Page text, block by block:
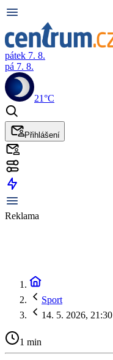
pátek 7. 8.
pá 7. 8.
21°C
Přihlášení
Reklama
Sport
14. 5. 2026, 21:30
1 min